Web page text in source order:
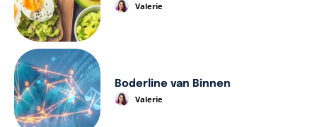
Valerie
Boderline van Binnen
Valerie